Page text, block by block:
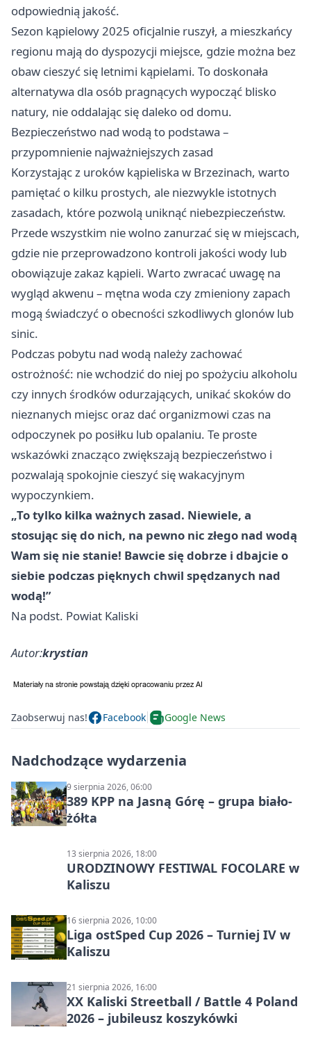
odpowiednią jakość.
Sezon kąpielowy 2025 oficjalnie ruszył, a mieszkańcy
regionu mają do dyspozycji miejsce, gdzie można bez
obaw cieszyć się letnimi kąpielami. To doskonała
alternatywa dla osób pragnących wypocząć blisko
natury, nie oddalając się daleko od domu.
Bezpieczeństwo nad wodą to podstawa –
przypomnienie najważniejszych zasad
Korzystając z uroków kąpieliska w Brzezinach, warto
pamiętać o kilku prostych, ale niezwykle istotnych
zasadach, które pozwolą uniknąć niebezpieczeństw.
Przede wszystkim nie wolno zanurzać się w miejscach,
gdzie nie przeprowadzono kontroli jakości wody lub
obowiązuje zakaz kąpieli. Warto zwracać uwagę na
wygląd akwenu – mętna woda czy zmieniony zapach
mogą świadczyć o obecności szkodliwych glonów lub
sinic.
Podczas pobytu nad wodą należy zachować
ostrożność: nie wchodzić do niej po spożyciu alkoholu
czy innych środków odurzających, unikać skoków do
nieznanych miejsc oraz dać organizmowi czas na
odpoczynek po posiłku lub opalaniu. Te proste
wskazówki znacząco zwiększają bezpieczeństwo i
pozwalają spokojnie cieszyć się wakacyjnym
wypoczynkiem.
„To tylko kilka ważnych zasad. Niewiele, a
stosując się do nich, na pewno nic złego nad wodą
Wam się nie stanie! Bawcie się dobrze i dbajcie o
siebie podczas pięknych chwil spędzanych nad
wodą!”
Na podst. Powiat Kaliski
Autor:krystian
Zaobserwuj nas! Facebook Google News
Nadchodzące wydarzenia
9 sierpnia 2026, 06:00
389 KPP na Jasną Górę – grupa biało-
żółta
13 sierpnia 2026, 18:00
URODZINOWY FESTIWAL FOCOLARE w
Kaliszu
16 sierpnia 2026, 10:00
Liga ostSped Cup 2026 – Turniej IV w
Kaliszu
21 sierpnia 2026, 16:00
XX Kaliski Streetball / Battle 4 Poland
2026 – jubileusz koszykówki